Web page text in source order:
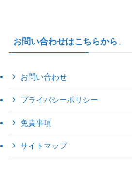
お問い合わせはこちらから↓
お問い合わせ
プライバシーポリシー
免責事項
サイトマップ